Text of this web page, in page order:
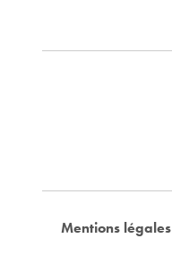
Mentions légales